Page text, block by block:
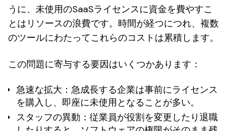
うに、未使用のSaaSライセンスに資金を費やすこ
とはリソースの浪費です。時間が経つにつれ、複数
のツールにわたってこれらのコストは累積します。
この問題に寄与する要因はいくつかあります：
急速な拡大 ：急成長する企業は事前にライセンス
を購入し、即座に未使用となることが多い。
スタッフの異動 ：従業員が役割を変更したり退職